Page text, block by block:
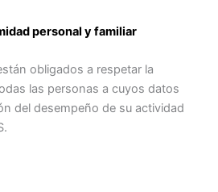
personal y familiar
obligados a respetar la
las personas a cuyos datos
del desempeño de su actividad